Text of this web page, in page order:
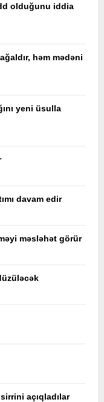
olduğunu iddia
həm mədəni
yeni üsulla
davam edir
məsləhət görür
açıqladılar